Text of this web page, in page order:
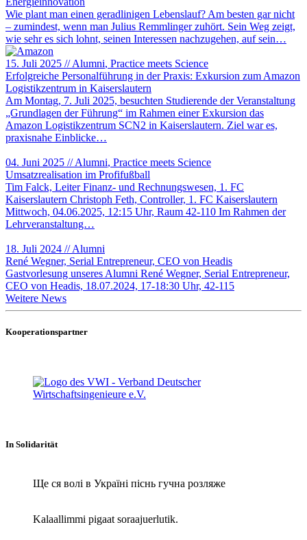
Wie plant man einen geradlinigen Lebenslauf? Am besten gar nicht
– zumindest, wenn man Julius Remmlinger zuhört. Sein Weg zeigt,
wie sehr es sich lohnt, seinen Interessen nachzugehen, auf sein…
15. Juli 2025 //Alumni, Practice meets Science
Erfolgreiche Personalführung in der Praxis: Exkursion zum Amazon
Logistikzentrum in Kaiserslautern
Am Montag, 7. Juli 2025, besuchten Studierende der Veranstaltung
„Grundlagen der Führung“ im Rahmen einer Exkursion das
Amazon Logistikzentrum SCN2 in Kaiserslautern. Ziel war es,
praxisnahe Einblicke…
04. Juni 2025 //Alumni, Practice meets Science
Umsatzrealisation im Profifußball
Tim Falck, Leiter Finanz- und Rechnungswesen, 1. FC
Kaiserslautern Christoph Feth, Controller, 1. FC Kaiserslautern
Mittwoch, 04.06.2025, 12:15 Uhr, Raum 42-110 Im Rahmen der
Lehrveranstaltung…
18. Juli 2024 //Alumni
René Wegner, Serial Entrepreneur, CEO von Headis
Gastvorlesung unseres Alumni René Wegner, Serial Entrepreneur,
CEO von Headis, 18.07.2024, 17-18:30 Uhr, 42-115
Weitere NewsWeitere
News
Kooperationspartner
In Solidarität
Ще ся волі в Україні піснь гучна розляже
Kalaallimmi pigaat soraajuerlutik.